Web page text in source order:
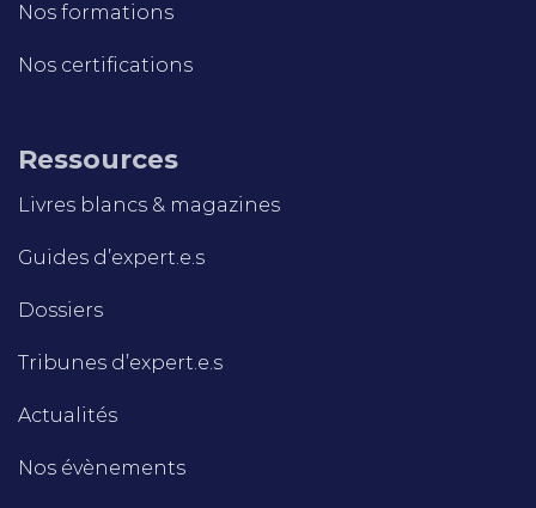
Nos formations
Nos certifications
Ressources
Livres blancs & magazines
Guides d’expert.e.s
Dossiers
Tribunes d’expert.e.s
Actualités
Nos évènements